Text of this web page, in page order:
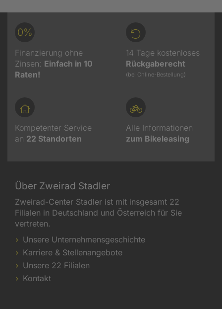
0%
Finanzierung ohne
Zinsen: Einfach in 10
Raten!
14 Tage kostenloses
Rückgaberecht
(bei Online-Bestellung)
Kompetenter Service
an 22 Standorten
Alle Informationen
zum Bikeleasing
Über Zweirad Stadler
Zweirad-Center Stadler ist mit insgesamt 22
Filialen in Deutschland und Österreich für Sie
vertreten.
Unsere Unternehmensgeschichte
Karriere & Stellenangebote
Unsere 22 Filialen
Kontakt